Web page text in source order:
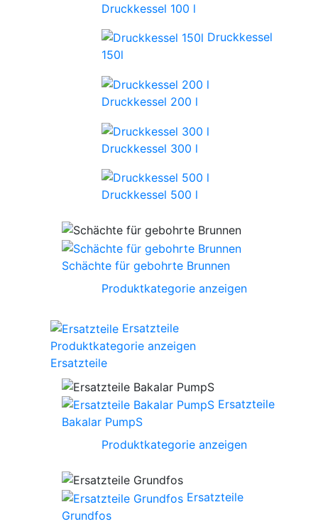
Druckkessel 100 l
Druckkessel
150l
Druckkessel 200 l
Druckkessel 300 l
Druckkessel 500 l
Schächte für gebohrte Brunnen
Produktkategorie anzeigen
Ersatzteile
Produktkategorie anzeigen
Ersatzteile
Ersatzteile
Bakalar PumpS
Produktkategorie anzeigen
Ersatzteile
Grundfos